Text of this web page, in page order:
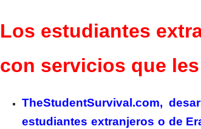
Los estudiantes
con servicios que
TheStudentSurvival.com,
estudiantes extranjeros o de